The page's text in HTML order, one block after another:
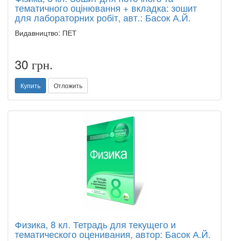
тематичного оцінювання + вкладка: зошит
для лабораторних робіт, авт.: Басок А.Й.
Видавництво: ПЕТ
30 грн.
Купить Отложить
Физика, 8 кл. Тетрадь для текущего и
тематического оценивания, автор: Басок А.Й.